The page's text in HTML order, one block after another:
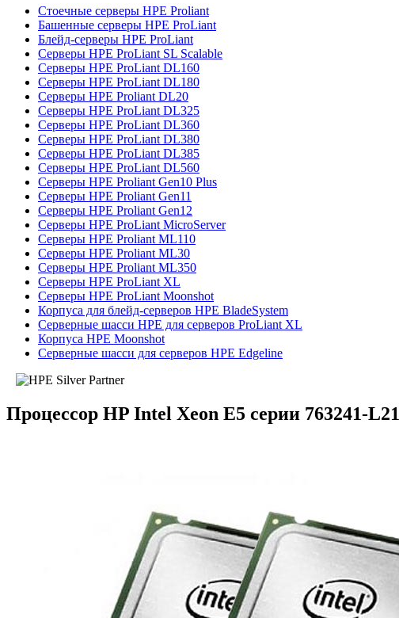
Стоечные серверы HPE Proliant
Башенные серверы HPE ProLiant
Блейд-серверы HPE ProLiant
Серверы HPE ProLiant SL Scalable
Серверы HPE ProLiant DL160
Серверы HPE ProLiant DL180
Серверы HPE Proliant DL20
Серверы HPE ProLiant DL325
Серверы HPE ProLiant DL360
Серверы HPE ProLiant DL380
Серверы HPE ProLiant DL385
Серверы HPE ProLiant DL560
Серверы HPE Proliant Gen10 Plus
Серверы HPE Proliant Gen11
Серверы HPE Proliant Gen12
Серверы HPE ProLiant MicroServer
Серверы HPE Proliant ML110
Серверы HPE Proliant ML30
Серверы HPE Proliant ML350
Серверы HPE ProLiant XL
Серверы HPE ProLiant Moonshot
Корпуса для блейд-серверов HPE BladeSystem
Серверные шасси HPE для серверов ProLiant XL
Корпуса HPE Moonshot
Серверные шасси для серверов HPE Edgeline
Процессор HP Intel Xeon E5 серии 763241-L21